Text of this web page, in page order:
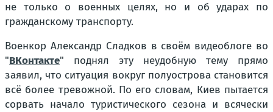
не только о военных целях, но и об ударах по
гражданскому транспорту.
Военкор Александр Сладков в своём видеоблоге во
"ВКонтакте" поднял эту неудобную тему прямо
заявил, что ситуация вокруг полуострова становится
всё более тревожной. По его словам, Киев пытается
сорвать начало туристического сезона и всячески